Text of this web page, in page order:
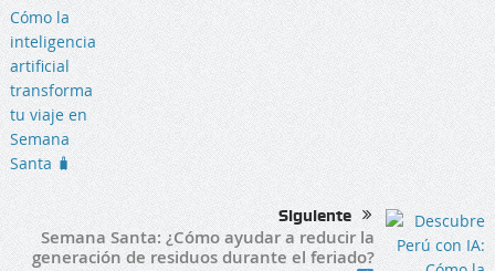
Siguiente
Semana Santa: ¿Cómo ayudar a reducir la
generación de residuos durante el feriado?